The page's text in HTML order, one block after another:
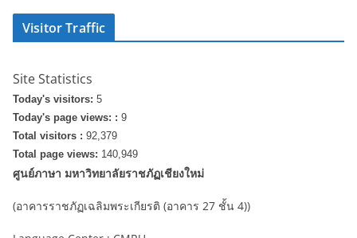
Visitor Traffic
Site Statistics
Today's visitors: 5
Today's page views: : 9
Total visitors : 92,379
Total page views: 140,949
ศูนย์ภาษา มหาวิทยาลัยราชภัฏเชียงใหม่
(อาคารราชภัฏเฉลิมพระเกียรติ (อาคาร 27 ชั้น 4))